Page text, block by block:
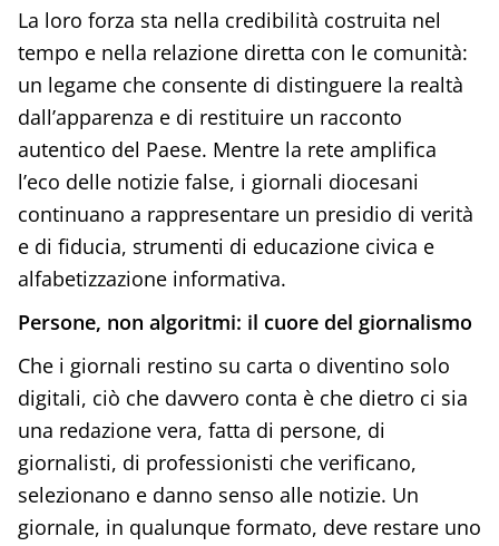
La loro forza sta nella credibilità costruita nel
tempo e nella relazione diretta con le comunità:
un legame che consente di distinguere la realtà
dall’apparenza e di restituire un racconto
autentico del Paese. Mentre la rete amplifica
l’eco delle notizie false, i giornali diocesani
continuano a rappresentare un presidio di verità
e di fiducia, strumenti di educazione civica e
alfabetizzazione informativa.
Persone, non algoritmi: il cuore del giornalismo
Che i giornali restino su carta o diventino solo
digitali, ciò che davvero conta è che dietro ci sia
una redazione vera, fatta di persone, di
giornalisti, di professionisti che verificano,
selezionano e danno senso alle notizie. Un
giornale, in qualunque formato, deve restare uno